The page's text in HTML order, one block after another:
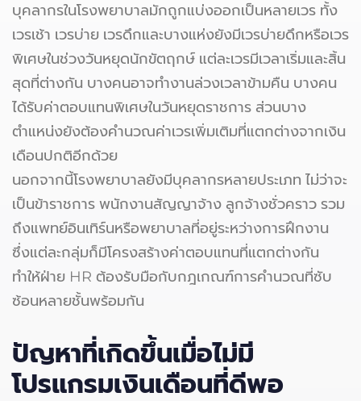
บุคลากรในโรงพยาบาลมักถูกแบ่งออกเป็นหลายเวร ทั้ง
เวรเช้า เวรบ่าย เวรดึกและบางแห่งยังมีเวรบ่ายดึกหรือเวร
พิเศษในช่วงวันหยุดนักขัตฤกษ์ แต่ละเวรมีเวลาเริ่มและสิ้น
สุดที่ต่างกัน บางคนอาจทำงานล่วงเวลาข้ามคืน บางคน
ได้รับค่าตอบแทนพิเศษในวันหยุดราชการ ส่วนบาง
ตำแหน่งยังต้องคำนวณค่าเวรเพิ่มเติมที่แตกต่างจากเงิน
เดือนปกติอีกด้วย
นอกจากนี้โรงพยาบาลยังมีบุคลากรหลายประเภท ไม่ว่าจะ
เป็นข้าราชการ พนักงานสัญญาจ้าง ลูกจ้างชั่วคราว รวม
ถึงแพทย์อินเทิร์นหรือพยาบาลที่อยู่ระหว่างการฝึกงาน
ซึ่งแต่ละกลุ่มก็มีโครงสร้างค่าตอบแทนที่แตกต่างกัน
ทำให้ฝ่าย HR ต้องรับมือกับกฎเกณฑ์การคำนวณที่ซับ
ซ้อนหลายชั้นพร้อมกัน
ปัญหาที่เกิดขึ้นเมื่อไม่มี
โปรแกรมเงินเดือนที่ดีพอ